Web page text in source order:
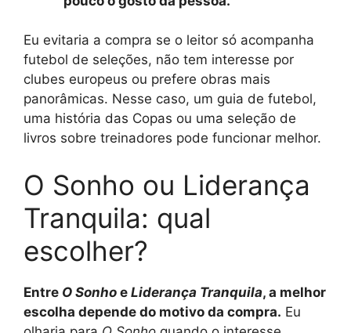
Eu evitaria a compra se o leitor só acompanha
futebol de seleções, não tem interesse por
clubes europeus ou prefere obras mais
panorâmicas. Nesse caso, um guia de futebol,
uma história das Copas ou uma seleção de
livros sobre treinadores pode funcionar melhor.
O Sonho ou Liderança
Tranquila: qual
escolher?
Entre O Sonho e Liderança Tranquila, a melhor
escolha depende do motivo da compra. Eu